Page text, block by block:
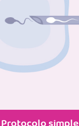
Protocolo simple